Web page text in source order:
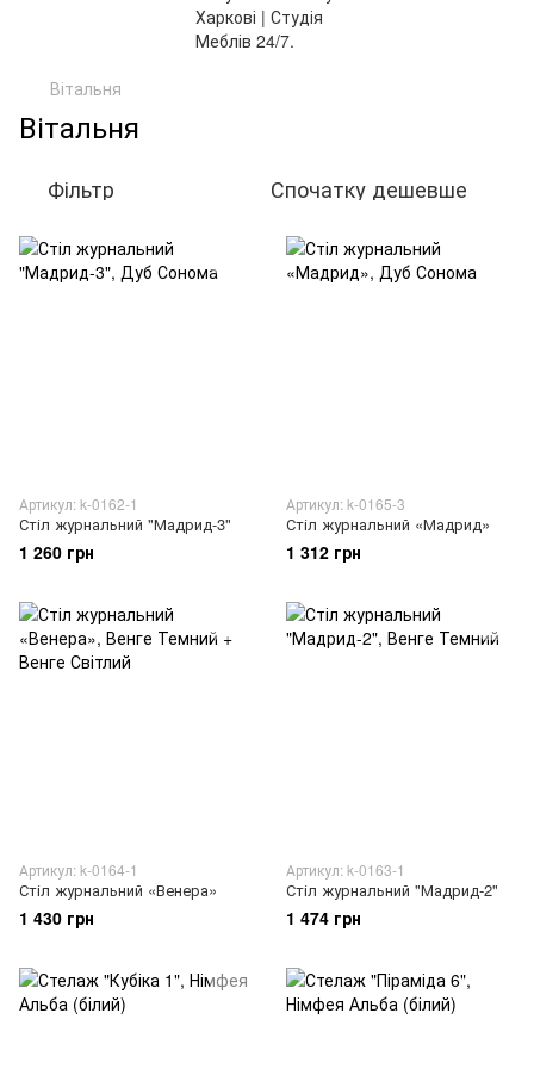
Вітальня
Вітальня
Фільтр Спочатку дешевше
Артикул: k-0162-1
Стіл журнальний "Мадрид-3"
1 260 грн
Артикул: k-0165-3
Стіл журнальний «Мадрид»
1 312 грн
Артикул: k-0164-1
Стіл журнальний «Венера»
1 430 грн
Артикул: k-0163-1
Стіл журнальний "Мадрид-2"
1 474 грн